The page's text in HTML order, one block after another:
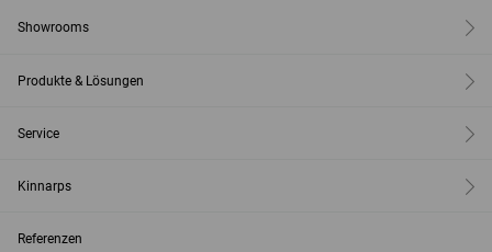
Showrooms
Produkte & Lösungen
Service
Kinnarps
Referenzen